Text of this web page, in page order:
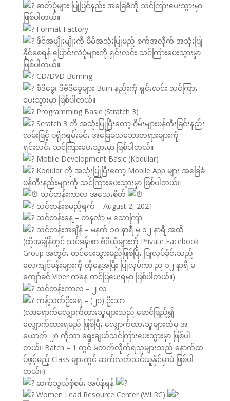
ဓာတ်ပုံများ ပြုပြင်နည်း အခြေခံကို သင်ကြားပေးသွားမှာ
ဖြစ်ပါတယ်။
Format Factory
ဖိုင်အမျိုးမျိုးကို မိမိအသုံးပြုမည့် စက်အလိုက် အသုံးပြု
နိုင်စေရန် ပြောင်းလဲပုံများကို ရှင်းလင်း သင်ကြားပေးသွားမှာ
ဖြစ်ပါတယ်။
CD/DVD Burning
စီဒီခွေ၊ ဒီဗီဒီခွေများ Burn နည်းကို ရှင်းလင်း သင်ကြား
ပေးသွားမှာ ဖြစ်ပါတယ်။
Programming Basic (Stratch 3)
Scratch 3 ကို အသုံးပြုပြီးတော့ ဂိမ်းများဖန်တီးခြင်းနည်း
လမ်းဖြင့် ပရိုဂရမ်းမင်း အခြေခံသဘောတရားများကို
ရှင်းလင်း သင်ကြားပေးသွားမှာ ဖြစ်ပါတယ်။
Mobile Development Basic (Kodular)
Kodular ကို အသုံးပြုပြီးတော့ Mobile App များ အခြေခံ
ဖန်တီးနည်းများကို သင်ကြားပေးသွားမှာ ဖြစ်ပါတယ်။
သင်တန်းကာလ အသေးစိတ်
သင်တန်းစမည့်ရက် – August 2, 2021
သင်တန်းနေ့ – တနင်္လာ မှ သောကြာ
သင်တန်းအချိန် – မနက် ၁၀ နာရီ မှ ၁၂ နာရီ အထိ
(ထိုအချိန်တွင် သင်ခန်းစာ ဗီဒီယိုများကို Private Facebook
Group အတွင်း တင်ပေးသွားမည်ဖြစ်ပြီး ပြုလုပ်ခိုင်းသည့်
လေ့ကျင့်ခန်းများကို ထိုနေ့အပြီး ပြုလုပ်ကာ ည ၁၂ နာရီ မ
ကျော်ခင် Viber ကနေ တင်ပြပေးရမှာ ဖြစ်ပါတယ်။)
သင်တန်းကာလ – ၂ လ
ကန့်သတ်ဦးရေ – (၂၀) ဦးသာ
(လာရောက်လျှောက်ထားသူများသည် ဖောင်ဖြည့်၍
လျှောက်ထားရမည် ဖြစ်ပြီး လျှောက်ထားသူများထဲမှ အ
ယောက် ၂၀ ကိုသာ ရွေးချယ်သင်ကြားပေးသွားမှာ ဖြစ်ပါ
တယ်။ Batch – 1 တွင် မတက်လိုက်ရသူများသည် နောက်ထ
ပ်ဖွင့်မည့် Class များတွင် ဆက်လက်သင်ယူနိုင်မှာပဲ ဖြစ်ပါ
တယ်။)
ဆက်သွယ်စုံစမ်း အပ်နှံရန်
Women Lead Resource Center (WLRC)